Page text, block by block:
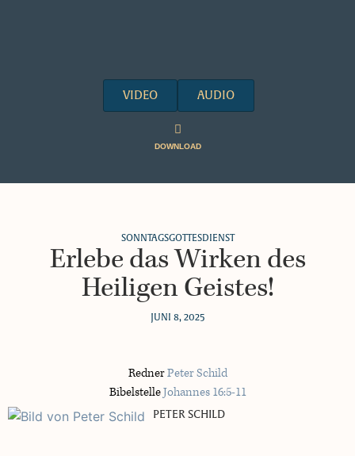
VIDEO AUDIO
DOWNLOAD
SONNTAGSGOTTESDIENST
Erlebe das Wirken des
Heiligen Geistes!
JUNI 8, 2025
RednerPeter Schild
BibelstelleJohannes 16:5-11
PETER SCHILD